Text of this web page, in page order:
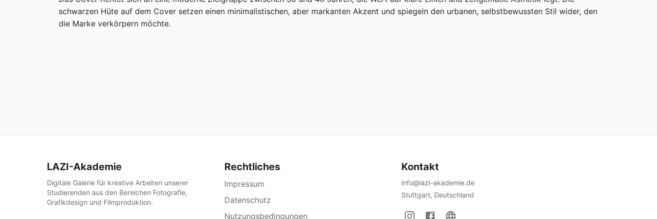
schwarzen Hüte auf dem Cover setzen einen minimalistischen, aber markanten Akzent und spiegeln den urbanen, selbstbewussten Stil wider, den
die Marke verkörpern möchte.
LAZI-Akademie
Digitale Galerie für kreative Arbeiten unserer
Studierenden aus den Bereichen Fotografie,
Grafikdesign und Filmproduktion.
Rechtliches
Impressum
Datenschutz
Nutzungsbedingungen
Kontakt
info@lazi-akademie.de
Stuttgart, Deutschland